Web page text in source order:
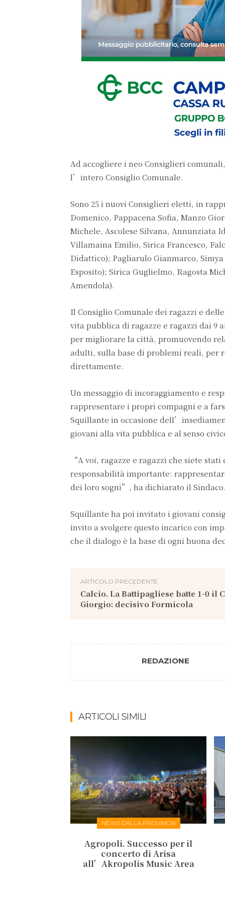
Ad accogliere i neo Consiglieri
l’intero Consiglio Comunale.
Sono 25 i nuovi Consiglieri eletti, in
Domenico, Pappacena Sofia, Manzo
Michele, Ascolese Silvana, Annunziata
Villamaina Emilio, Sirica Francesco,
Didattico); Pagliarulo Gianmarco,
Esposito); Sirica Guglielmo, Ragosta
Amendola).
Il Consiglio Comunale dei ragazzi e
vita pubblica di ragazze e ragazzi dai 9
per migliorare la città, promuovendo
adulti, sulla base di problemi reali, per
direttamente.
Un messaggio di incoraggiamento e
rappresentare i propri compagni e a
Squillante in occasione
giovani alla vita pubblica e al senso
“A voi, ragazze e ragazzi che siete
responsabilità importante:
dei loro sogni”, ha dichiarato il
Squillante ha poi invitato i giovani
invito a svolgere questo incarico con
che il dialogo è la base di ogni buona
ARTICOLO PRECEDENTE
Calcio. La Battipagliese batte 1-0 il
Giorgio: decisivo Formicola
REDAZIONE
ARTICOLI SIMILI
NEWS DALLA PROVINCIA
Agropoli. Successo per il
concerto di Arisa
all’Akropolis Music Area